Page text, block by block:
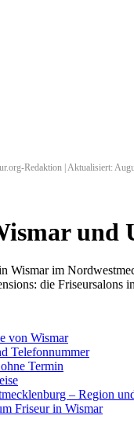
Redaktion | Aktualisiert:
und
Wismar im
die Friseursalons
von Wismar
Telefonnummer
Termin
– Region
Friseur in Wismar